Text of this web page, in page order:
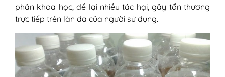
phản khoa học, để lại nhiều tác hại, gây tổn thương
trực tiếp trên làn da của người sử dụng.